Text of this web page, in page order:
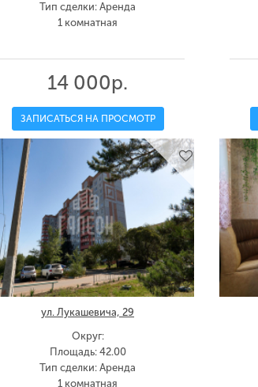
Тип сделки: Аренда
1 комнатная
14 000р.
ЗАПИСАТЬСЯ НА ПРОСМОТР
ул. Лукашевича, 29
Округ:
Площадь: 42.00
Тип сделки: Аренда
1 комнатная